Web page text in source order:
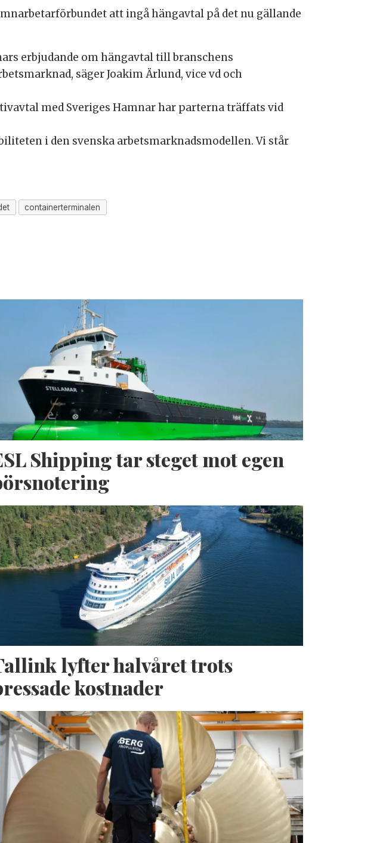
att ingå hängavtal på det nu gällande
erbjudande om hängavtal till branschens
säger Joakim Ärlund, vice vd och
med Sveriges Hamnar har parterna träffats vid
i den svenska arbetsmarknadsmodellen. Vi står
containerterminalen
Shipping tar steget mot egen
lyfter halvåret trots
kostnader